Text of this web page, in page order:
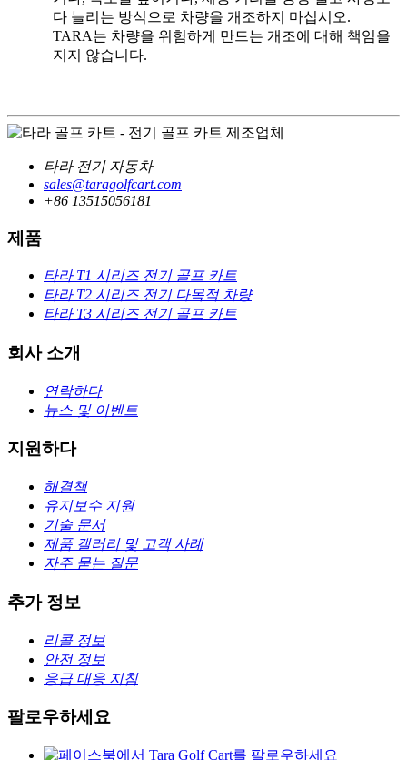
다 늘리는 방식으로 차량을 개조하지 마십시오.
TARA는 차량을 위험하게 만드는 개조에 대해 책임을
지지 않습니다.
타라 전기 자동차
sales@taragolfcart.com
+86 13515056181
제품
타라 T1 시리즈 전기 골프 카트
타라 T2 시리즈 전기 다목적 차량
타라 T3 시리즈 전기 골프 카트
회사 소개
연락하다
뉴스 및 이벤트
지원하다
해결책
유지보수 지원
기술 문서
제품 갤러리 및 고객 사례
자주 묻는 질문
추가 정보
리콜 정보
안전 정보
응급 대응 지침
팔로우하세요